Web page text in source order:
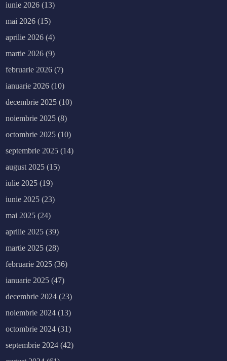
iunie 2026 (13)
mai 2026 (15)
aprilie 2026 (4)
martie 2026 (9)
februarie 2026 (7)
ianuarie 2026 (10)
decembrie 2025 (10)
noiembrie 2025 (8)
octombrie 2025 (10)
septembrie 2025 (14)
august 2025 (15)
iulie 2025 (19)
iunie 2025 (23)
mai 2025 (24)
aprilie 2025 (39)
martie 2025 (28)
februarie 2025 (36)
ianuarie 2025 (47)
decembrie 2024 (23)
noiembrie 2024 (13)
octombrie 2024 (31)
septembrie 2024 (42)